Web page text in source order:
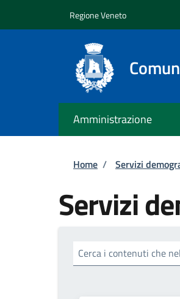
Regione Veneto
Amministrazione
Briciole di
Home / Servizi
Servizi
Cerca i contenuti che